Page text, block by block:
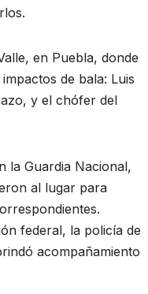
en Puebla, donde
de bala: Luis
y el chófer del
la Guardia Nacional,
al lugar para
federal, la policía de
acompañamiento